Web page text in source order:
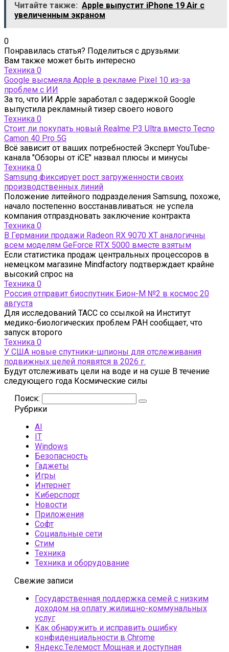
Читайте также: Apple выпустит iPhone 19 Air с
увеличенным экраном
0
Понравилась статья? Поделиться с друзьями:
Вам также может быть интересно
Техника 0
Google высмеяла Apple в рекламе Pixel 10 из-за
проблем с ИИ
За то, что ИИ Apple заработал с задержкой Google
выпустила рекламный тизер своего нового
Техника 0
Стоит ли покупать новый Realme P3 Ultra вместо Tecno
Camon 40 Pro 5G
Всё зависит от ваших потребностей Эксперт YouTube-
канала "Обзоры от iCE" назвал плюсы и минусы
Техника 0
Samsung фиксирует рост загруженности своих
производственных линий
Положение литейного подразделения Samsung, похоже,
начало постепенно восстанавливаться: не успела
компания отпраздновать заключение контракта
Техника 0
В Германии продажи Radeon RX 9070 XT аналогичны
всем моделям GeForce RTX 5000 вместе взятым
Если статистика продаж центральных процессоров в
немецком магазине Mindfactory подтверждает крайне
высокий спрос на
Техника 0
Россия отправит биоспутник Бион-М №2 в космос 20
августа
Для исследований ТАСС со ссылкой на Институт
медико-биологических проблем РАН сообщает, что
запуск второго
Техника 0
У США новые спутники-шпионы для отслеживания
подвижных целей появятся в 2026 г.
Будут отслеживать цели на воде и на суше В течение
следующего года Космические силы
Поиск:
Рубрики
AI
IT
Windows
Безопасность
Гаджеты
Игры
Интернет
Киберспорт
Новости
Приложения
Софт
Социальные сети
Стим
Техника
Техника и оборудование
Свежие записи
Государственная поддержка семей с низким
доходом на оплату жилищно-коммунальных
услуг
Как обнаружить и исправить ошибку
конфиденциальности в Chrome
Яндекс.Телемост Мощная и доступная